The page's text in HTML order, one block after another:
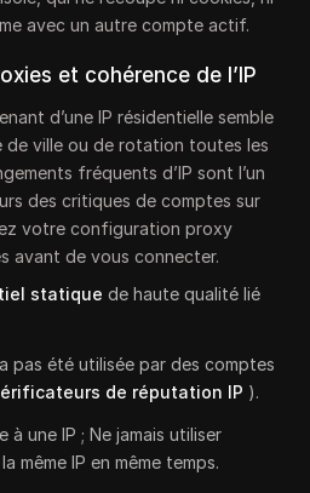
avec un autre compte actif.
et cohérence de l’IP
d’une IP résidentielle semble
de ville ou de rotation toutes les
fréquents d’IP sont l’un
des critiques de comptes sur
votre configuration proxy
avant de vous connecter.
statique de haute qualité lié
pas été utilisée par des comptes
de réputation IP ).
une IP ; Ne jamais utiliser
même IP en même temps.